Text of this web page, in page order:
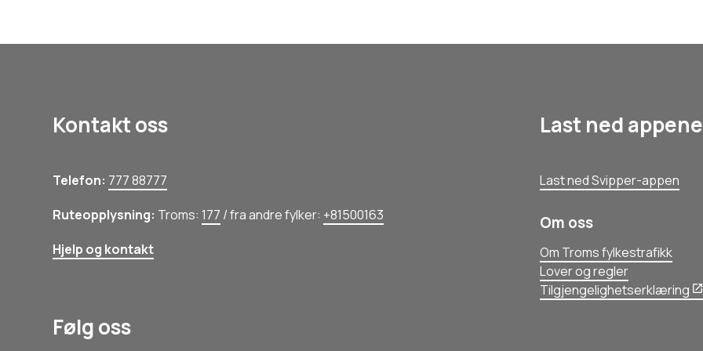
Kontakt oss
Telefon: 777 88777
Ruteopplysning: Troms: 177 / fra andre fylker: +81500163
Hjelp og kontakt
Last ned
Last ned Svipper-appen
Om oss
Om Troms fylkestrafikk
Lover og regler
Tilgjengelighetserklæring
Følg oss